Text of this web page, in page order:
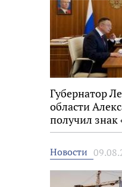
Губернатор
области
получил
строитель
Новости